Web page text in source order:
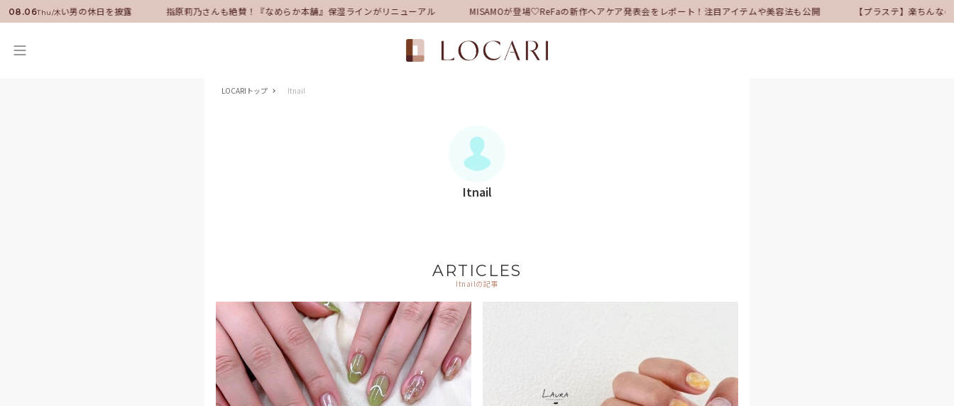
08.06Thu/木
任！いい男の休日を披露 指原莉乃さんも絶賛！『なめらか本舗』保湿ラインがリニューアル MISAMOが登場♡ReFaの新作ヘアケア発表会をレポート！注目アイテムや美容法も公開 【プラステ】楽ちんなのに
LOCARIトップ Itnail
Itnail
ARTICLES
Itnailの記事